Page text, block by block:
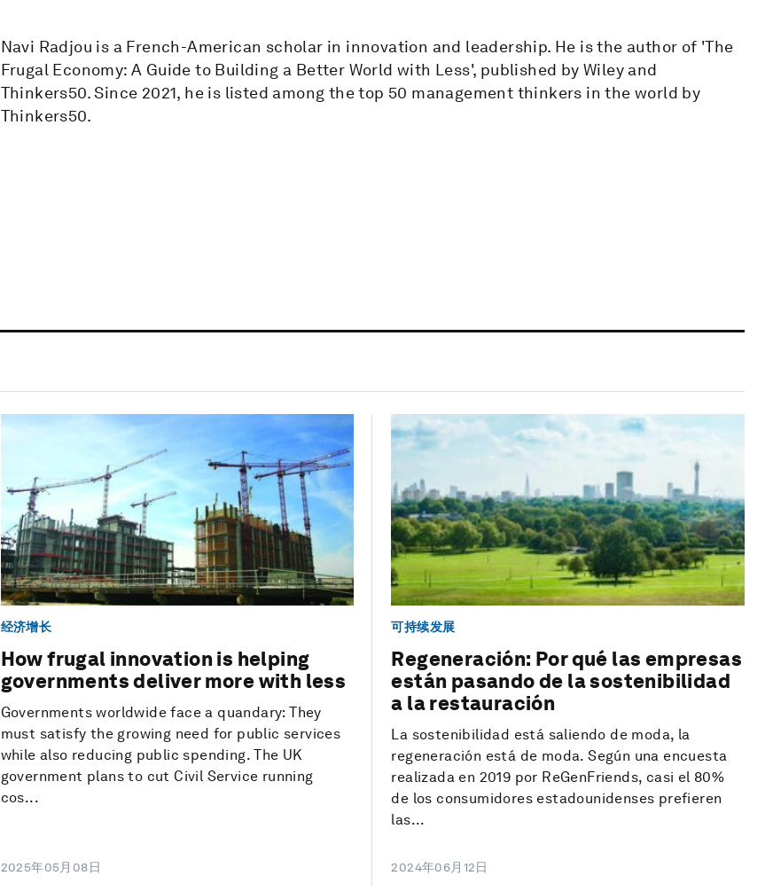
Navi Radjou is a French-American scholar in innovation and leadership. He is the author of 'The
Frugal Economy: A Guide to Building a Better World with Less', published by Wiley and
Thinkers50. Since 2021, he is listed among the top 50 management thinkers in the world by
Thinkers50.
经济增长
How frugal innovation is helping
governments deliver more with less
Governments worldwide face a quandary: They
must satisfy the growing need for public services
while also reducing public spending. The UK
government plans to cut Civil Service running
cos...
2025年05月08日
可持续发展
Regeneración: Por qué las empresas
están pasando de la sostenibilidad
a la restauración
La sostenibilidad está saliendo de moda, la
regeneración está de moda. Según una encuesta
realizada en 2019 por ReGenFriends, casi el 80%
de los consumidores estadounidenses prefieren
las...
2024年06月12日